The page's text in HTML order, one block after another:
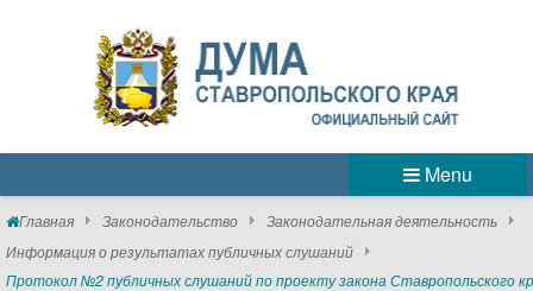
Menu
Главная Законодательство
Законодательная деятельность
Информация о результатах публичных слушаний
Протокол №2 публичных слушаний по проекту закона Ставропольского